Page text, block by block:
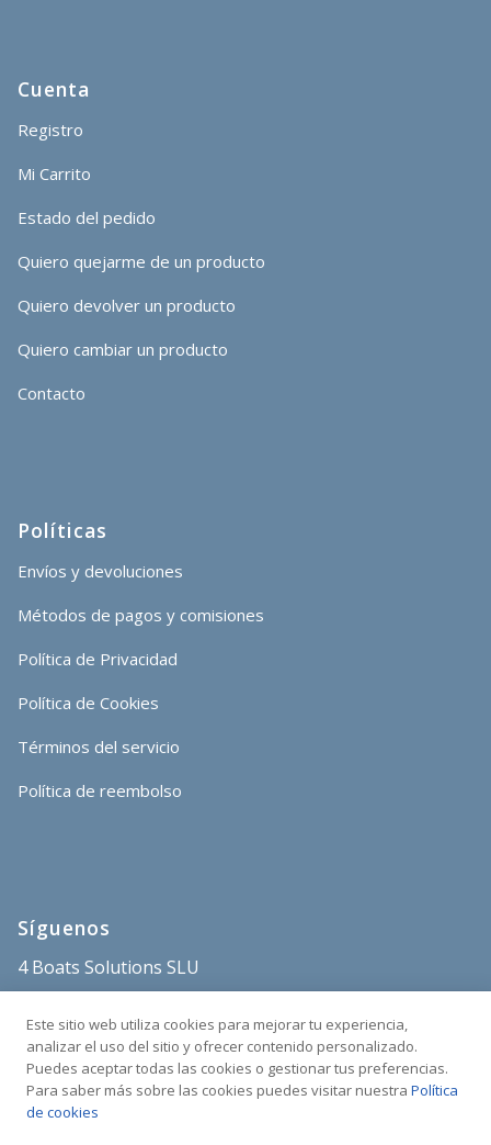
Cuenta
Registro
Mi Carrito
Estado del pedido
Quiero quejarme de un producto
Quiero devolver un producto
Quiero cambiar un producto
Contacto
Políticas
Envíos y devoluciones
Métodos de pagos y comisiones
Política de Privacidad
Política de Cookies
Términos del servicio
Política de reembolso
Síguenos
4 Boats Solutions SLU
+34 682 515 671
Sant Carles Marina
C/Poble Nou s/n
Este sitio web utiliza cookies para mejorar tu experiencia,
analizar el uso del sitio y ofrecer contenido personalizado.
Puedes aceptar todas las cookies o gestionar tus preferencias.
Para saber más sobre las cookies puedes visitar nuestra Política
de cookies